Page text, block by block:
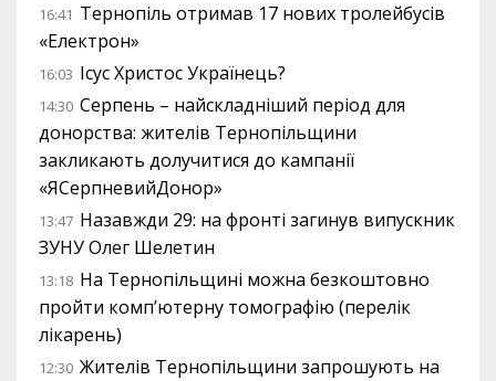
16:41 Тернопіль отримав 17 нових тролейбусів
«Електрон»
16:03 Ісус Христос Українець?
14:30 Серпень – найскладніший період для
донорства: жителів Тернопільщини
закликають долучитися до кампанії
«ЯСерпневийДонор»
13:47 Назавжди 29: на фронті загинув випускник
ЗУНУ Олег Шелетин
13:18 На Тернопільщині можна безкоштовно
пройти комп’ютерну томографію (перелік
лікарень)
12:30 Жителів Тернопільщини запрошують на